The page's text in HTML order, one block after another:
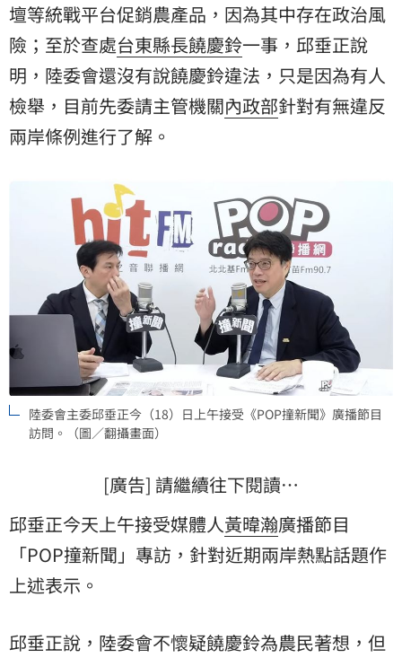
壇等統戰平台促銷農產品，因為其中存在政治風
險；至於查處台東縣長饒慶鈴一事，邱垂正說
明，陸委會還沒有說饒慶鈴違法，只是因為有人
檢舉，目前先委請主管機關內政部針對有無違反
兩岸條例進行了解。
陸委會主委邱垂正今（18）日上午接受《POP撞新聞》廣播節目
訪問。（圖／翻攝畫面）
[廣告] 請繼續往下閱讀…
邱垂正今天上午接受媒體人黃暐瀚廣播節目
「POP撞新聞」專訪，針對近期兩岸熱點話題作
上述表示。
邱垂正說，陸委會不懷疑饒慶鈴為農民著想，但